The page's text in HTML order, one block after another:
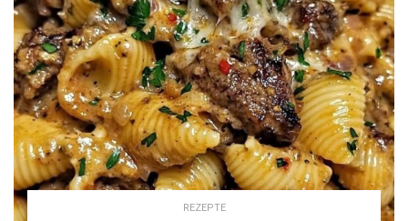
REZEPTE